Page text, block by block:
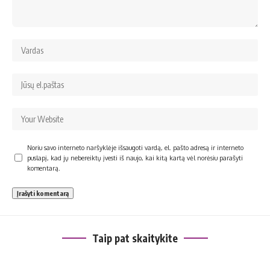
Noriu savo interneto naršyklėje išsaugoti vardą, el. pašto adresą ir interneto
puslapį, kad jų nebereiktų įvesti iš naujo, kai kitą kartą vėl norėsiu parašyti
komentarą.
Taip pat skaitykite